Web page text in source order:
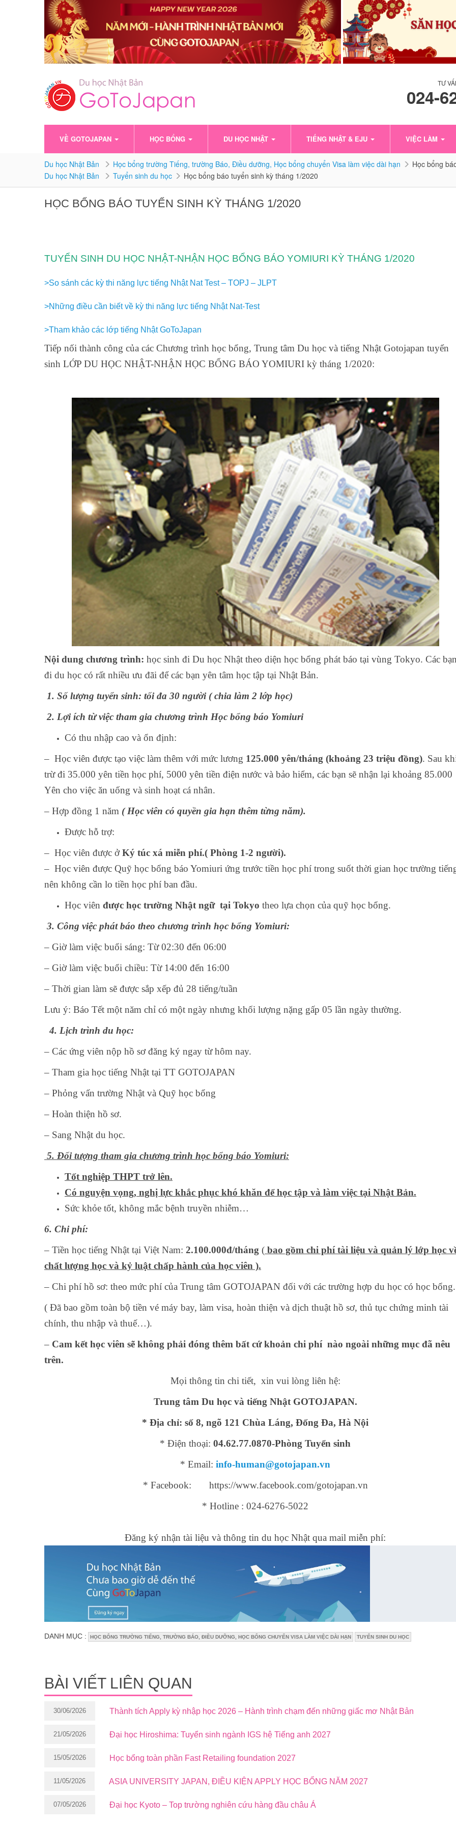
TƯ
024-
VỀ GOTOJAPAN HỌC BỔNG DU HỌC NHẬT TIẾNG NHẬT & EJU VIỆC LÀM
Du học Nhật Bản Học bổng trường Tiếng, trường Báo, Điều dưỡng, Học bổng chuyển Visa làm việc dài hạn
Học bổng
Du học Nhật Bản
Tuyển sinh du học Học bổng báo tuyển sinh kỳ tháng 1/2020
HỌC BỔNG BÁO TUYỂN SINH KỲ THÁNG 1/2020
TUYỂN SINH DU HỌC NHẬT-NHẬN HỌC BỔNG BÁO YOMIURI KỲ THÁNG 1/2020
>So sánh các kỳ thi năng lực tiếng Nhật Nat Test – TOPJ – JLPT
>Những điều cần biết về kỳ thi năng lực tiếng Nhật Nat-Test
>Tham khảo các lớp tiếng Nhật GoToJapan
Tiếp nối thành công của các Chương trình học bổng, Trung tâm Du học và tiếng Nhật Gotojapan tuyển
sinh LỚP DU HỌC NHẬT-NHẬN HỌC BỔNG BÁO YOMIURI kỳ tháng 1/2020:
Nội dung chương trình: học sinh đi Du học Nhật theo diện học bổng phát báo tại vùng Tokyo. Các
đi du học có rất nhiều ưu đãi để các bạn yên tâm học tập tại Nhật Bản.
1. Số lượng tuyển sinh: tối đa 30 người ( chia làm 2 lớp học)
2. Lợi ích từ việc tham gia chương trình Học bổng báo Yomiuri
Có thu nhập cao và ổn định:
– Học viên được tạo việc làm thêm với mức lương 125.000 yên/tháng (khoảng 23 triệu đồng). Sau
trừ đi 35.000 yên tiền học phí, 5000 yên tiền điện nước và bảo hiểm, các bạn sẽ nhận lại khoảng 85.000
Yên cho việc ăn uống và sinh hoạt cá nhân.
– Hợp đồng 1 năm ( Học viên có quyền gia hạn thêm từng năm).
Được hỗ trợ:
– Học viên được ởKý túc xá miễn phí.( Phòng 1-2 người).
– Học viên được Quỹ học bổng báo Yomiuri ứng trước tiền học phí trong suốt thời gian học trường
nên không cần lo tiền học phí ban đầu.
Học viên được học trường Nhật ngữ tại Tokyo theo lựa chọn của quỹ học bổng.
3. Công việc phát báo theo chương trình học bổng Yomiuri:
– Giờ làm việc buổi sáng: Từ 02:30 đến 06:00
– Giờ làm việc buổi chiều: Từ 14:00 đến 16:00
– Thời gian làm sẽ được sắp xếp đủ 28 tiếng/tuần
Lưu ý: Báo Tết một năm chỉ có một ngày nhưng khối lượng nặng gấp 05 lần ngày thường.
4. Lịch trình du học:
– Các ứng viên nộp hồ sơ đăng ký ngay từ hôm nay.
– Tham gia học tiếng Nhật tại TT GOTOJAPAN
– Phỏng vấn trường Nhật và Quỹ học bổng
– Hoàn thiện hồ sơ.
– Sang Nhật du học.
5. Đối tượng tham gia chương trình học bổng báo Yomiuri:
Tốt nghiệp THPT trở lên.
Có nguyện vọng, nghị lực khắc phục khó khăn để học tập và làm việc tại Nhật Bản.
Sức khỏe tốt, không mắc bệnh truyền nhiễm…
6. Chi phí:
– Tiền học tiếng Nhật tại Việt Nam: 2.100.000đ/tháng ( bao gồm chi phí tài liệu và quản lý lớp học
chất lượng học và kỷ luật chấp hành của học viên ).
– Chi phí hồ sơ: theo mức phí của Trung tâm GOTOJAPAN đối với các trường hợp du học có học bổng.
( Đã bao gồm toàn bộ tiền vé máy bay, làm visa, hoàn thiện và dịch thuật hồ sơ, thủ tục chứng minh tài
chính, thu nhập và thuế…).
– Cam kết học viên sẽ không phải đóng thêm bất cứ khoản chi phí nào ngoài những mục đã nêu
trên.
Mọi thông tin chi tiết, xin vui lòng liên hệ:
Trung tâm Du học và tiếng Nhật GOTOJAPAN.
* Địa chỉ: số 8, ngõ 121 Chùa Láng, Đống Đa, Hà Nội
* Điện thoại: 04.62.77.0870-Phòng Tuyển sinh
* Email: info-human@gotojapan.vn
* Facebook: https://www.facebook.com/gotojapan.vn
* Hotline : 024-6276-5022
Đăng ký nhận tài liệu và thông tin du học Nhật qua mail miễn phí:
DANH MỤC : HỌC BỔNG TRƯỜNG TIẾNG, TRƯỜNG BÁO, ĐIỀU DƯỠNG, HỌC BỔNG CHUYỂN VISA LÀM VIỆC DÀI HẠN TUYỂN SINH DU HỌC
BÀI VIẾT LIÊN QUAN
30/06/2026 Thành tích Apply kỳ nhập học 2026 – Hành trình chạm đến những giấc mơ Nhật Bản
21/05/2026 Đại học Hiroshima: Tuyển sinh ngành IGS hệ Tiếng anh 2027
15/05/2026 Học bổng toàn phần Fast Retailing foundation 2027
11/05/2026 ASIA UNIVERSITY JAPAN, ĐIỀU KIỆN APPLY HỌC BỔNG NĂM 2027
07/05/2026 Đại học Kyoto – Top trường nghiên cứu hàng đầu châu Á